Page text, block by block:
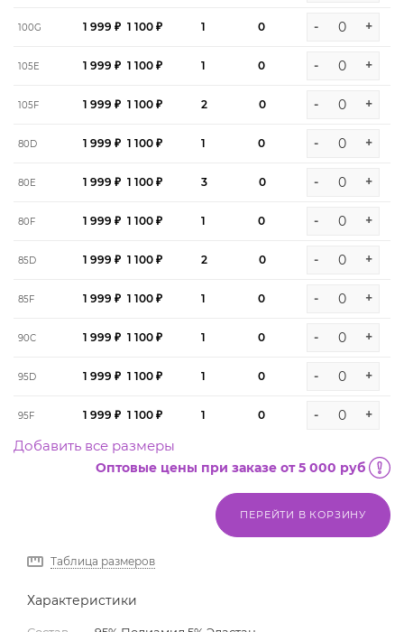
100G 1 999 ₽ 1 100 ₽ 1 0 - +
105E 1 999 ₽ 1 100 ₽ 1 0 - +
105F 1 999 ₽ 1 100 ₽ 2 0 - +
80D 1 999 ₽ 1 100 ₽ 1 0 - +
80E 1 999 ₽ 1 100 ₽ 3 0 - +
80F 1 999 ₽ 1 100 ₽ 1 0 - +
85D 1 999 ₽ 1 100 ₽ 2 0 - +
85F 1 999 ₽ 1 100 ₽ 1 0 - +
90C 1 999 ₽ 1 100 ₽ 1 0 - +
95D 1 999 ₽ 1 100 ₽ 1 0 - +
95F 1 999 ₽ 1 100 ₽ 1 0 - +
Добавить все размеры
Оптовые цены при заказе от 5 000 руб
ПЕРЕЙТИ В КОРЗИНУ
Таблица размеров
Характеристики